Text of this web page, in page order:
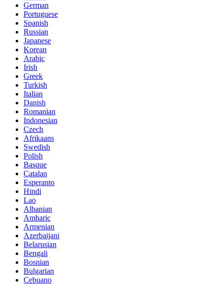
German
Portuguese
Spanish
Russian
Japanese
Korean
Arabic
Irish
Greek
Turkish
Italian
Danish
Romanian
Indonesian
Czech
Afrikaans
Swedish
Polish
Basque
Catalan
Esperanto
Hindi
Lao
Albanian
Amharic
Armenian
Azerbaijani
Belarusian
Bengali
Bosnian
Bulgarian
Cebuano